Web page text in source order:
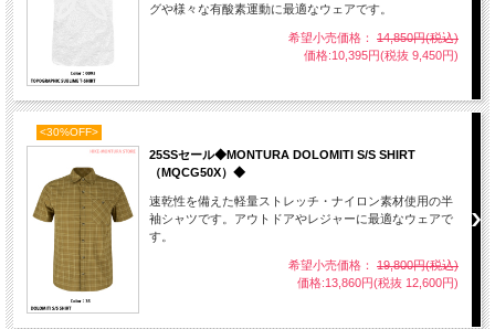
グや様々な有酸素運動に最適なウェアです。
希望小売価格： 14,850円(税込)
価格:10,395円(税抜 9,450円)
<30%OFF>
25SSセール◆MONTURA DOLOMITI S/S SHIRT
（MQCG50X）◆
速乾性を備えた軽量ストレッチ・ナイロン素材使用の半
袖シャツです。アウトドアやレジャーに最適なウェアで
す。
希望小売価格： 19,800円(税込)
価格:13,860円(税抜 12,600円)